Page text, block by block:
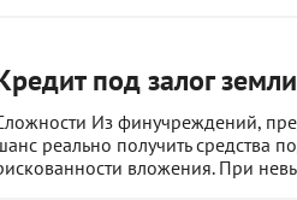
под залог
Из финучреждений,
реально получить средства
вложения. При